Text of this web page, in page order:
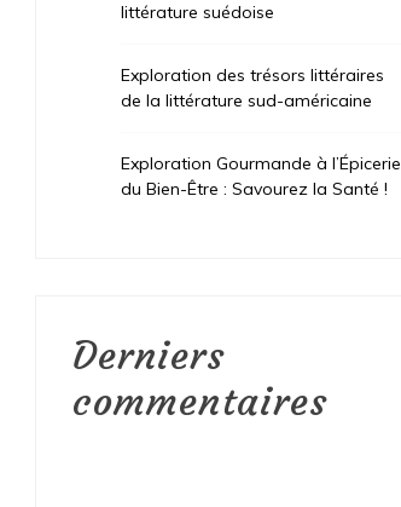
littérature suédoise
Exploration des trésors littéraires
de la littérature sud-américaine
Exploration Gourmande à l’Épicerie
du Bien-Être : Savourez la Santé !
Derniers
commentaires